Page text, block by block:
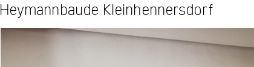
Heymannbaude Kleinhennersdorf